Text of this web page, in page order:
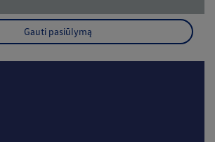
Gauti pasiūlymą